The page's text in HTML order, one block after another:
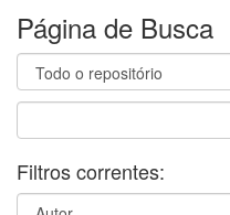
Página de Busca
Filtros correntes: